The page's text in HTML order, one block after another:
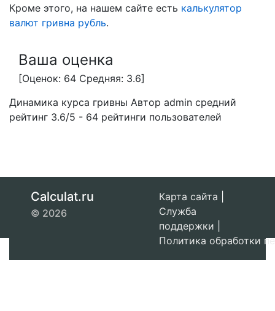
Кроме этого, на нашем сайте есть калькулятор
валют гривна рубль.
Ваша оценка
[Оценок: 64 Средняя: 3.6]
Динамика курса гривны Автор admin средний
рейтинг 3.6/5 - 64 рейтинги пользователей
Calculat.ru
© 2026
Карта сайта
Служба
поддержки
Политика обработки